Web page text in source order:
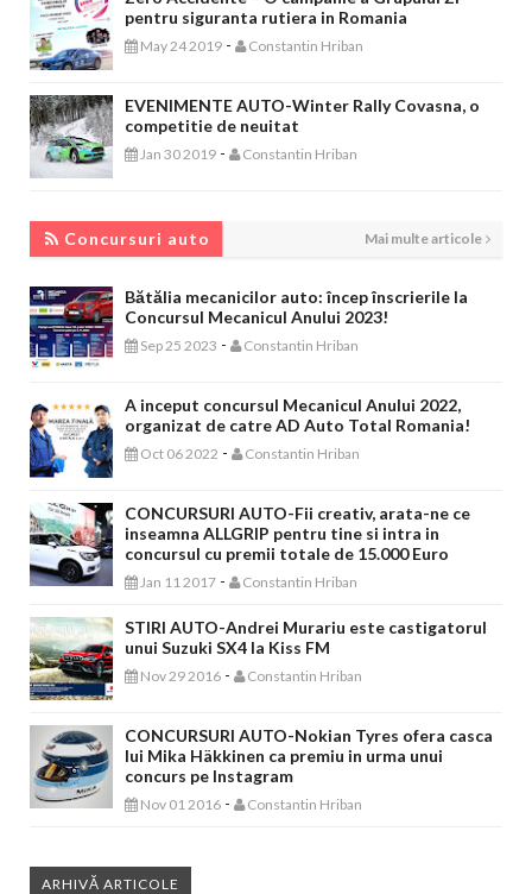
pentru siguranta rutiera in Romania
May 24 2019 - Constantin Hriban
EVENIMENTE AUTO-Winter Rally Covasna, o
competitie de neuitat
Jan 30 2019 - Constantin Hriban
Concursuri auto Mai multe articole
Bătălia mecanicilor auto: încep înscrierile la
Concursul Mecanicul Anului 2023!
Sep 25 2023 - Constantin Hriban
A inceput concursul Mecanicul Anului 2022,
organizat de catre AD Auto Total Romania!
Oct 06 2022 - Constantin Hriban
CONCURSURI AUTO-Fii creativ, arata-ne ce
inseamna ALLGRIP pentru tine si intra in
concursul cu premii totale de 15.000 Euro
Jan 11 2017 - Constantin Hriban
STIRI AUTO-Andrei Murariu este castigatorul
unui Suzuki SX4 la Kiss FM
Nov 29 2016 - Constantin Hriban
CONCURSURI AUTO-Nokian Tyres ofera casca
lui Mika Häkkinen ca premiu in urma unui
concurs pe Instagram
Nov 01 2016 - Constantin Hriban
ARHIVĂ ARTICOLE